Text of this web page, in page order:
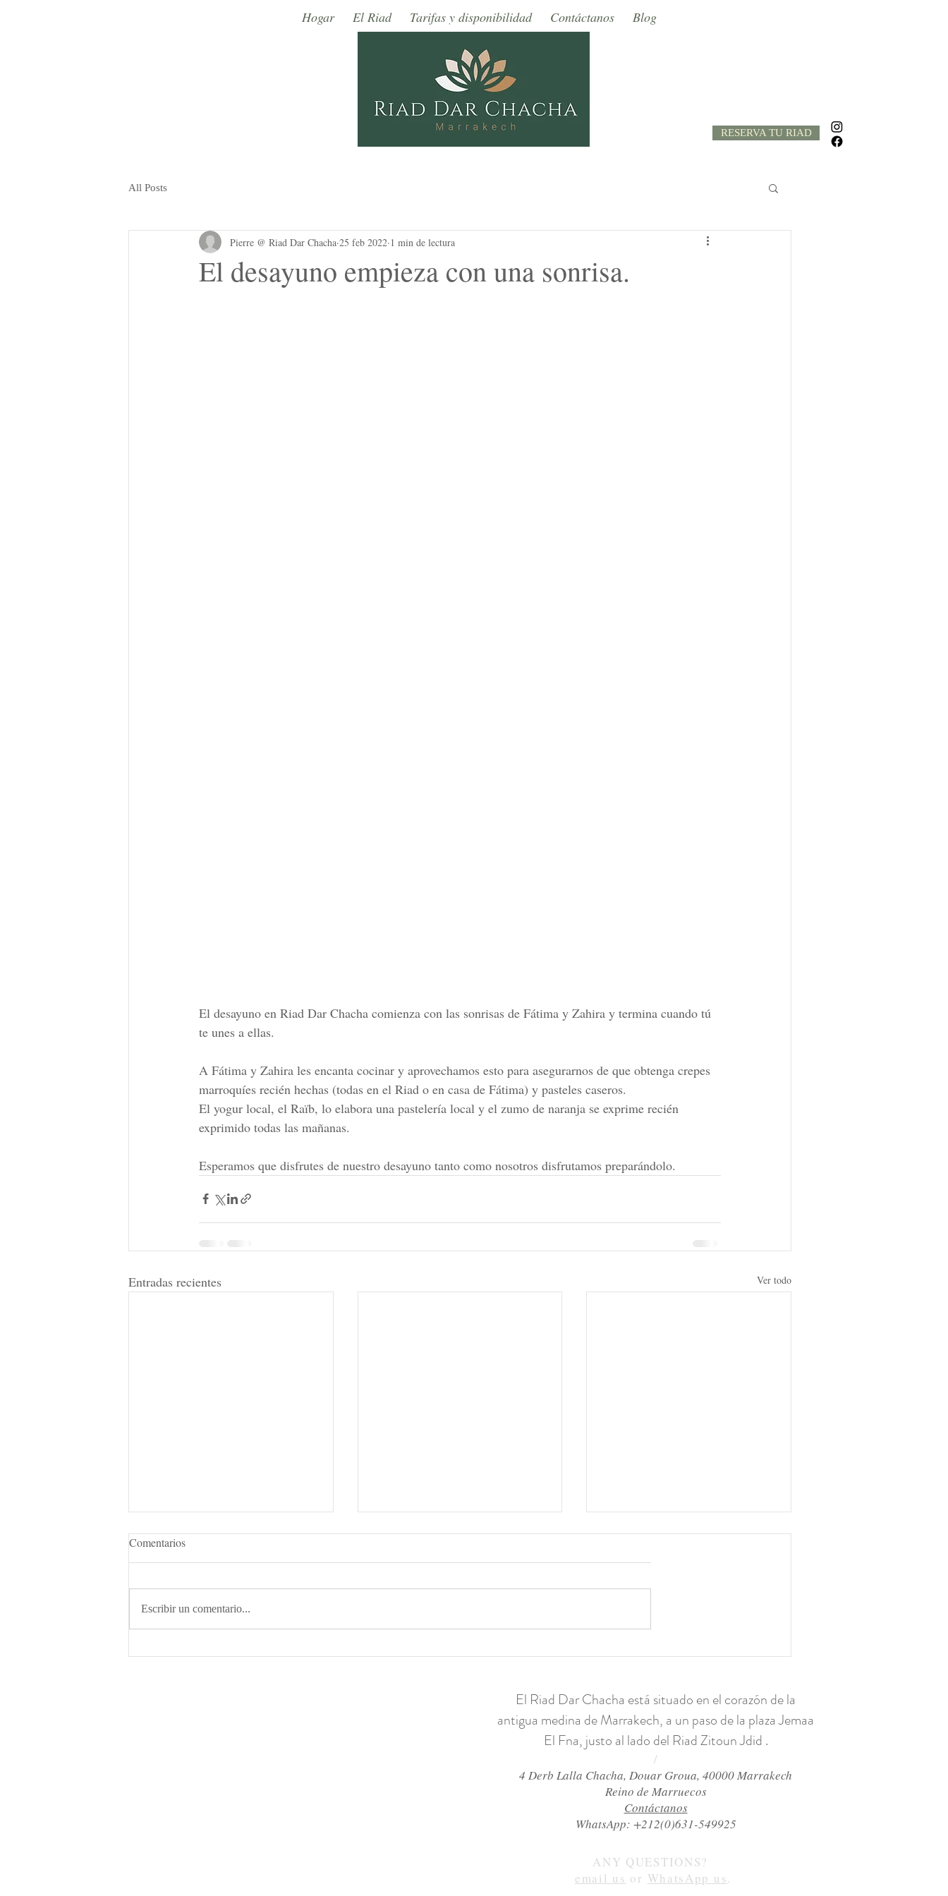
Hogar El Riad Tarifas y disponibilidad Contáctanos Blog
RESERVA TU RIAD
All Posts
El desayuno empieza con una sonrisa.
Pierre @ Riad Dar Chacha 25 feb 2022 1 min de lectura
El desayuno en Riad Dar Chacha comienza con las sonrisas de Fátima y Zahira y termina cuando tú
te unes a ellas.
A Fátima y Zahira les encanta cocinar y aprovechamos esto para asegurarnos de que obtenga crepes
marroquíes recién hechas (todas en el Riad o en casa de Fátima) y pasteles caseros.
El yogur local, el Raïb, lo elabora una pastelería local y el zumo de naranja se exprime recién
exprimido todas las mañanas.
Esperamos que disfrutes de nuestro desayuno tanto como nosotros disfrutamos preparándolo.
Entradas recientes Ver todo
Ahmed al Mansour
Comentarios
Escribir un comentario...
El Riad Dar Chacha está situado en el corazón de la
antigua medina de Marrakech, a un paso de la plaza Jemaa
El Fna, justo al lado del Riad Zitoun Jdid .
/
4 Derb Lalla Chacha, Douar Groua, 40000 Marrakech
Reino de Marruecos
Contáctanos
WhatsApp: +212(0)631-549925
ANY QUESTIONS?
email us or WhatsApp us.